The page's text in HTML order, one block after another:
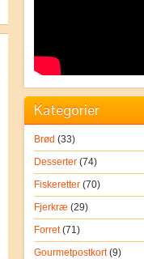
Kategorier
Brød (33)
Desserter (74)
Fiskeretter (70)
Fjerkræ (29)
Forret(71)
Gourmetpostkort(9)